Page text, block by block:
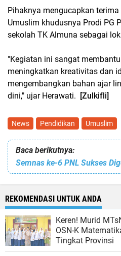
Pihaknya mengucapkan
Umuslim khudusnya Prodi PG
sekolah TK Almuna sebagai
"Kegiatan ini sangat
meningkatkan kreativitas dan
mengembangkan bahan ajar
dini," ujar Herawati.
[Zulkifli]
News Pendidikan Umuslim
Baca berikutnya:
REKOMENDASI UNTUK ANDA
Keren! Murid
OSN-K
Tingkat Provinsi